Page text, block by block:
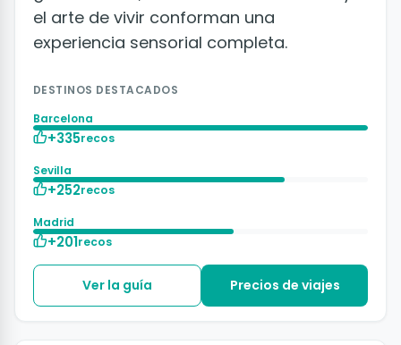
el arte de vivir conforman una
experiencia sensorial completa.
DESTINOS DESTACADOS
Barcelona
+335recos
Sevilla
+252recos
Madrid
+201recos
Ver la guía Precios de viajes